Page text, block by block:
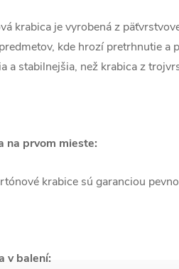
krabica je vyrobená z
kde hrozí pretrhnutie a
a stabilnejšia, než krabica z
na prvom mieste:
krabice sú garanciou
v balení: